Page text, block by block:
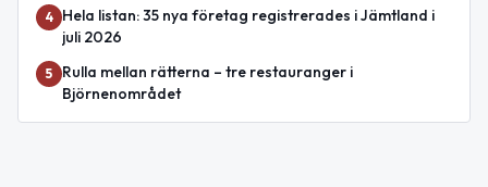
4
Hela listan: 35 nya företag registrerades i Jämtland i
juli 2026
5
Rulla mellan rätterna – tre restauranger i
Björnenområdet